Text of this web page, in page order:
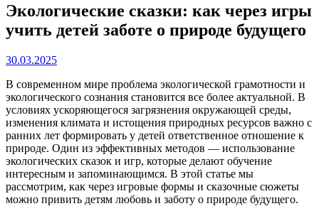
Экологические сказки: как через игры
учить детей заботе о природе будущего
30.03.2025
В современном мире проблема экологической грамотности и
экологического сознания становится все более актуальной. В
условиях ускоряющегося загрязнения окружающей среды,
изменения климата и истощения природных ресурсов важно с
ранних лет формировать у детей ответственное отношение к
природе. Один из эффективных методов — использование
экологических сказок и игр, которые делают обучение
интересным и запоминающимся. В этой статье мы
рассмотрим, как через игровые формы и сказочные сюжеты
можно привить детям любовь и заботу о природе будущего.